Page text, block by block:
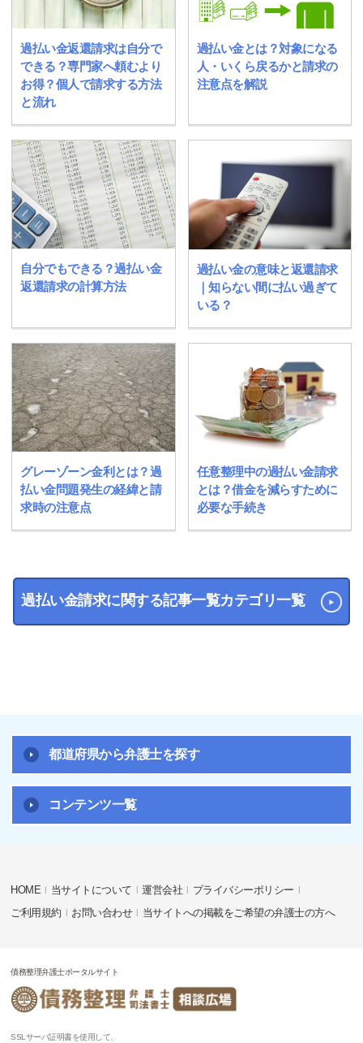
過払い金返還請求は自分で
できる？専門家へ頼むより
お得？個人で請求する方法
と流れ
過払い金とは？対象になる
人・いくら戻るかと請求の
注意点を解説
自分でもできる？過払い金
返還請求の計算方法
過払い金の意味と返還請求
｜知らない間に払い過ぎて
いる？
グレーゾーン金利とは？過
払い金問題発生の経緯と請
求時の注意点
任意整理中の過払い金請求
とは？借金を減らすために
必要な手続き
過払い金請求に関する記事一覧カテゴリ一覧
都道府県から弁護士を探す
コンテンツ一覧
HOME 当サイトについて 運営会社
プライバシーポリシー
ご利用規約
お問い合わせ 当サイトへの掲載をご希望の弁護士の方へ
債務整理弁護士ポータルサイト
SSLサーバ証明書を使用して、